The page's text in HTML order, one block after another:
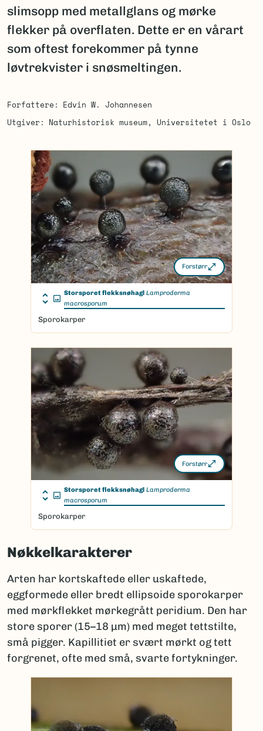
slimsopp med metallglans og mørke
flekker på overflaten. Dette er en vårart
som oftest forekommer på tynne
løvtrekvister i snøsmeltingen.
Forfattere
Edvin W. Johannesen
Utgiver
Naturhistorisk museum, Universitetet i Oslo
Forstørr
Storsporet flekksnøhagl Lamproderma
macrosporum
Sporokarper
Forstørr
Storsporet flekksnøhagl Lamproderma
macrosporum
Sporokarper
Nøkkelkarakterer
Arten har kortskaftede eller uskaftede,
eggformede eller bredt ellipsoide sporokarper
med mørkflekket mørkegrått peridium. Den har
store sporer (15–18 µm) med meget tettstilte,
små pigger. Kapillitiet er svært mørkt og tett
forgrenet, ofte med små, svarte fortykninger.